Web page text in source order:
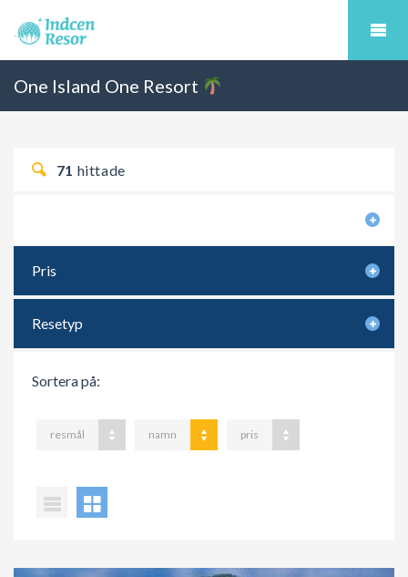
One Island One Resort
71 hittade
Pris
Resetyp
Sortera på:
resmål namn pris